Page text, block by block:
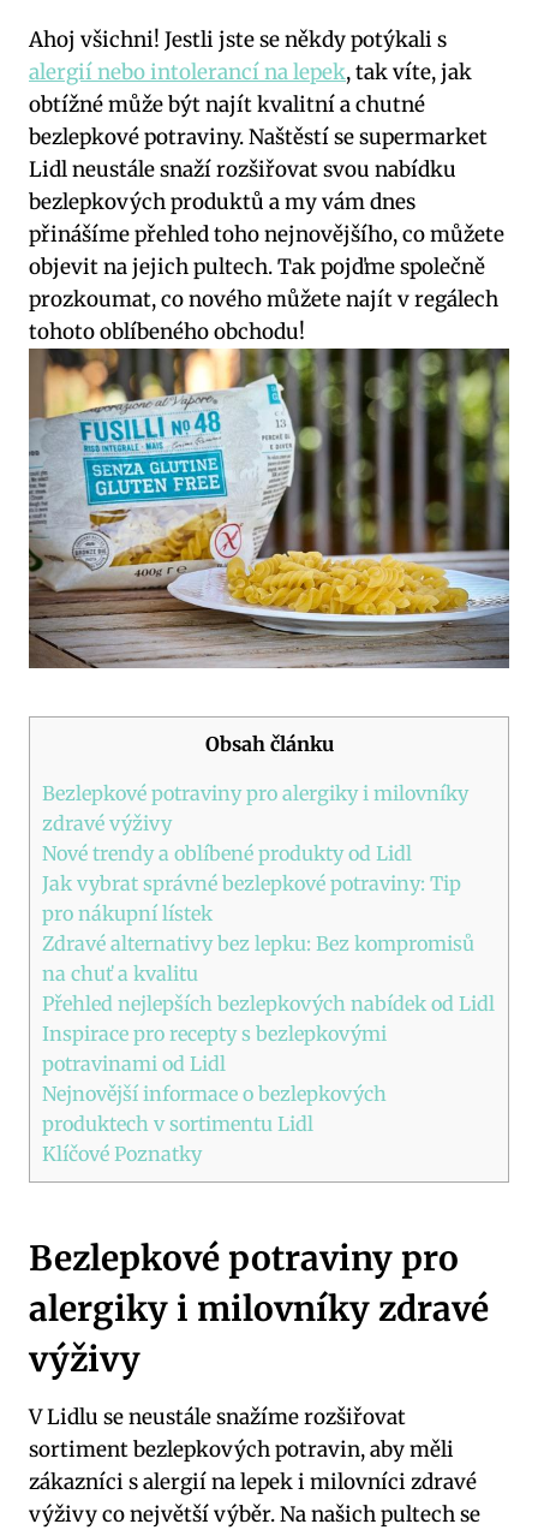
Ahoj všichni! Jestli jste se někdy potýkali s
alergií nebo intolerancí na lepek, tak víte, jak
obtížné může být najít kvalitní a chutné
bezlepkové potraviny. Naštěstí se supermarket
Lidl neustále snaží rozšiřovat svou nabídku
bezlepkových produktů a my vám dnes
přinášíme přehled toho nejnovějšího, co můžete
objevit na jejich pultech. Tak pojďme společně
prozkoumat, co nového můžete najít v regálech
tohoto oblíbeného obchodu!
Obsah článku
Bezlepkové potraviny pro alergiky i milovníky
zdravé výživy
Nové trendy a oblíbené produkty od Lidl
Jak vybrat správné bezlepkové potraviny: Tip
pro nákupní lístek
Zdravé alternativy bez lepku: Bez kompromisů
na chuť a kvalitu
Přehled nejlepších bezlepkových nabídek od Lidl
Inspirace pro recepty s bezlepkovými
potravinami od Lidl
Nejnovější informace o bezlepkových
produktech v sortimentu Lidl
Klíčové Poznatky
Bezlepkové potraviny pro
alergiky i milovníky zdravé
výživy
V Lidlu se neustále snažíme rozšiřovat
sortiment bezlepkových potravin, aby měli
zákazníci s alergií na lepek i milovníci zdravé
výživy co největší výběr. Na našich pultech se